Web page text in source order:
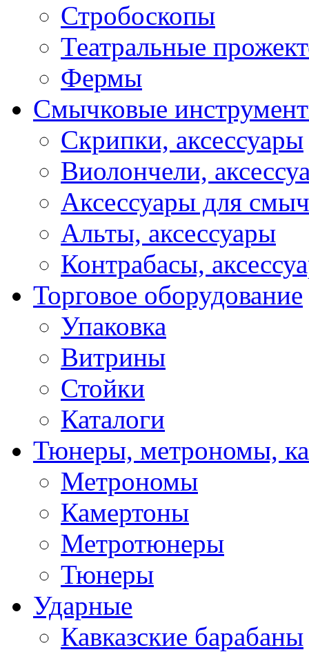
Стробоскопы
Театральные
Фермы
Смычковые
Скрипки, аксессуары
Виолончели,
Аксессуары для
Альты, аксессуары
Контрабасы,
Торговое оборудование
Упаковка
Витрины
Стойки
Каталоги
Тюнеры, метрономы,
Метрономы
Камертоны
Метротюнеры
Тюнеры
Ударные
Кавказские барабаны